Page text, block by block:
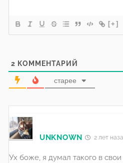
[+]
2 КОММЕНТАРИЙ
старее
UNKNOWN 2 лет
Ух боже, я думал такого в